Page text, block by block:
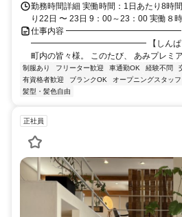
勤務時間詳細 実働時間：1日あたり8時
り22日 〜 23日 9：00～23：00 実働８
仕事内容 ━━━━━━━━━━━━━━ 江
━━━━━━━━━━━━━━ 【しんぱち食
町内の皆々様。 このたび、 あみプレミ
制服あり フリーター歓迎 車通勤OK 経験不問
有資格者歓迎
ブランクOK オープニングスタッフ
髪型・髪色自由
正社員